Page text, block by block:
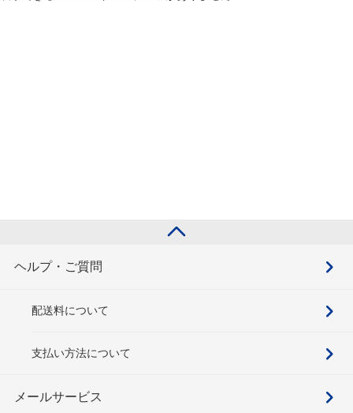
ヘルプ・ご質問
配送料について
支払い方法について
メールサービス